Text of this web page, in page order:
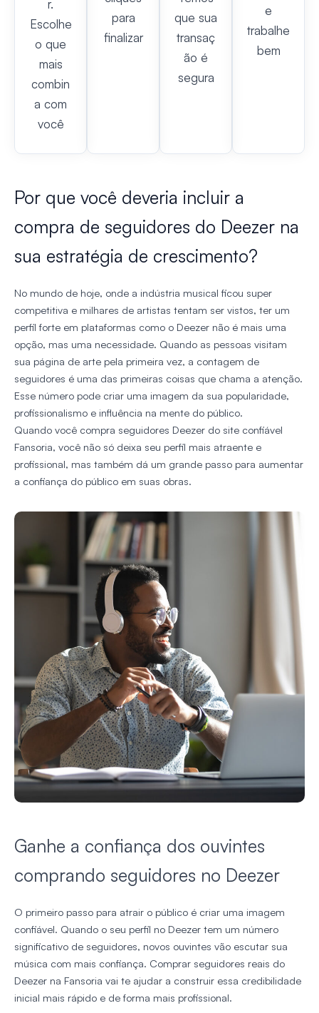
r.
Escolhe
o que
mais
combin
a com
você
para
finalizar
que sua
transaç
ão é
segura
e
trabalhe
bem
Por que você deveria incluir a
compra de seguidores do Deezer na
sua estratégia de crescimento?
No mundo de hoje, onde a indústria musical ficou super
competitiva e milhares de artistas tentam ser vistos, ter um
perfil forte em plataformas como o Deezer não é mais uma
opção, mas uma necessidade. Quando as pessoas visitam
sua página de arte pela primeira vez, a contagem de
seguidores é uma das primeiras coisas que chama a atenção.
Esse número pode criar uma imagem da sua popularidade,
profissionalismo e influência na mente do público.
Quando você compra seguidores Deezer do site confiável
Fansoria, você não só deixa seu perfil mais atraente e
profissional, mas também dá um grande passo para aumentar
a confiança do público em suas obras.
Ganhe a confiança dos ouvintes
comprando seguidores no Deezer
O primeiro passo para atrair o público é criar uma imagem
confiável. Quando o seu perfil no Deezer tem um número
significativo de seguidores, novos ouvintes vão escutar sua
música com mais confiança. Comprar seguidores reais do
Deezer na Fansoria vai te ajudar a construir essa credibilidade
inicial mais rápido e de forma mais profissional.